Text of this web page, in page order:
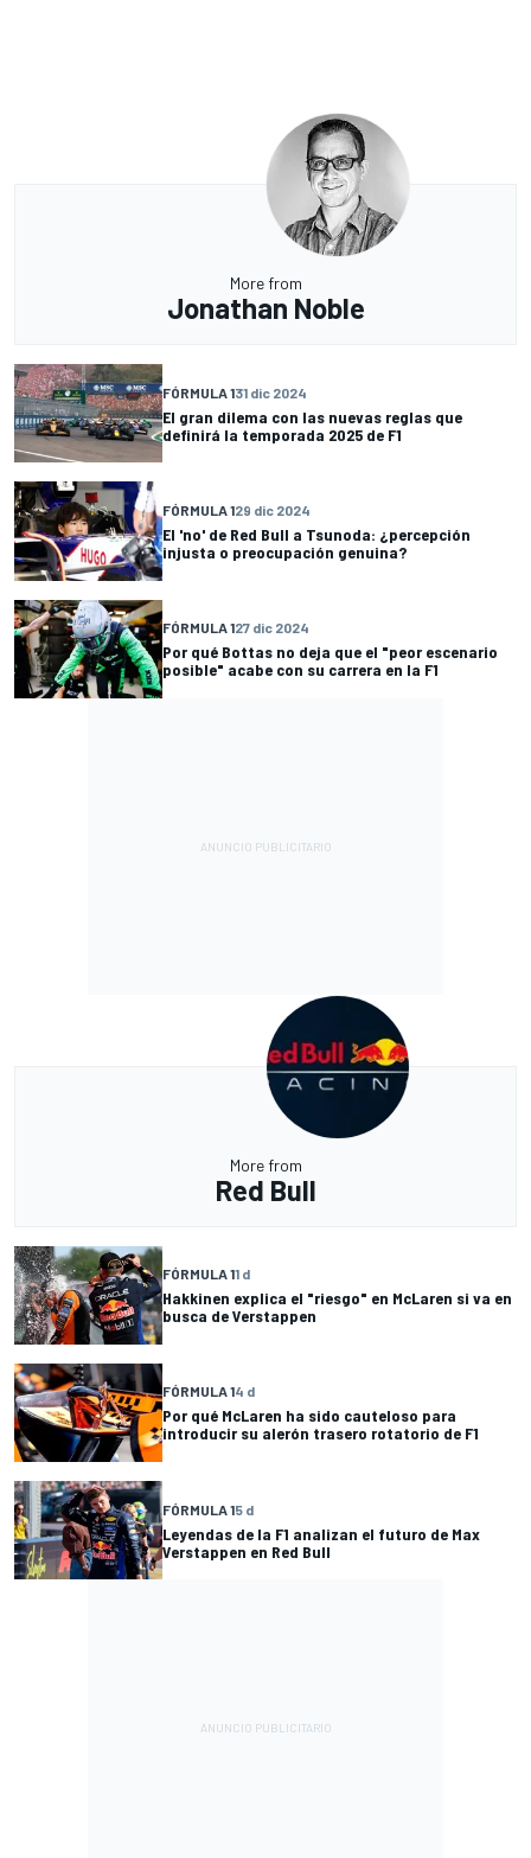
More from
Jonathan Noble
FÓRMULA 131 dic 2024
El gran dilema con las nuevas reglas que
definirá la temporada 2025 de F1
FÓRMULA 129 dic 2024
El 'no' de Red Bull a Tsunoda: ¿percepción
injusta o preocupación genuina?
FÓRMULA 127 dic 2024
Por qué Bottas no deja que el "peor escenario
posible" acabe con su carrera en la F1
More from
Red Bull
FÓRMULA 11 d
Hakkinen explica el "riesgo" en McLaren si va en
busca de Verstappen
FÓRMULA 14 d
Por qué McLaren ha sido cauteloso para
introducir su alerón trasero rotatorio de F1
FÓRMULA 15 d
Leyendas de la F1 analizan el futuro de Max
Verstappen en Red Bull